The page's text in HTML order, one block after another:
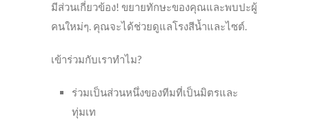
มีส่วนเกี่ยวข้อง! ขยายทักษะของคุณและพบปะผู้
คนใหม่ๆ. คุณจะได้ช่วยดูแลโรงสีน้ำและไซต์.
เข้าร่วมกับเราทำไม?
ร่วมเป็นส่วนหนึ่งของทีมที่เป็นมิตรและ
ทุ่มเท